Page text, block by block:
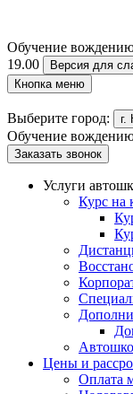
Обучение
19.00
Версия для
Кнопка меню
Выберите город: г.
Обучение
Заказать звонок
Услуги
Курс на
Цены и
Оплата